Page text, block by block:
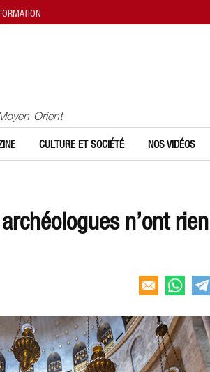
Orient
CULTURE ET SOCIÉTÉ NOS VIDÉOS
n’ont